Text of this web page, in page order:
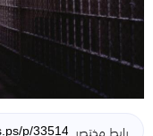
رابط مختصر